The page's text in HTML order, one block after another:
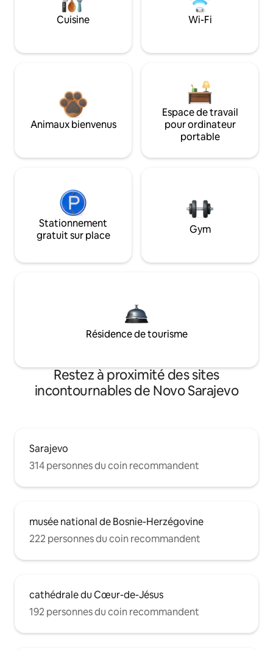
Cuisine Wi-Fi
Animaux bienvenus
Espace de travail
pour ordinateur
portable
Stationnement
gratuit sur place
Gym
Résidence de tourisme
Restez à proximité des sites
incontournables de Novo Sarajevo
Sarajevo
314 personnes du coin recommandent
musée national de Bosnie-Herzégovine
222 personnes du coin recommandent
cathédrale du Cœur-de-Jésus
192 personnes du coin recommandent